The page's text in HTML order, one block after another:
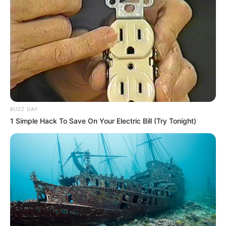
Les secondes chances très
séduisantes
BAYAMOON (1), le retour aux sources
BAYAMOON (1) retrouve la PSF, surface sur laquelle
il s’était imposé avec autorité en début de meeting.
Ensuite, ses échecs sur terrain collant sont à
l’extérieur. Cependant, en patientant comme à son
habitude, il peut finir très fort. Par conséquent, il
reste incontournable.
GITANO (9), la marge en devenir
GITANO (9) a laissé une excellente impression pour
ses débuts dans cette catégorie. Encore tendre,
BUZZ DAY
1 Simple Hack To Save On Your Electric Bill (Try Tonight)